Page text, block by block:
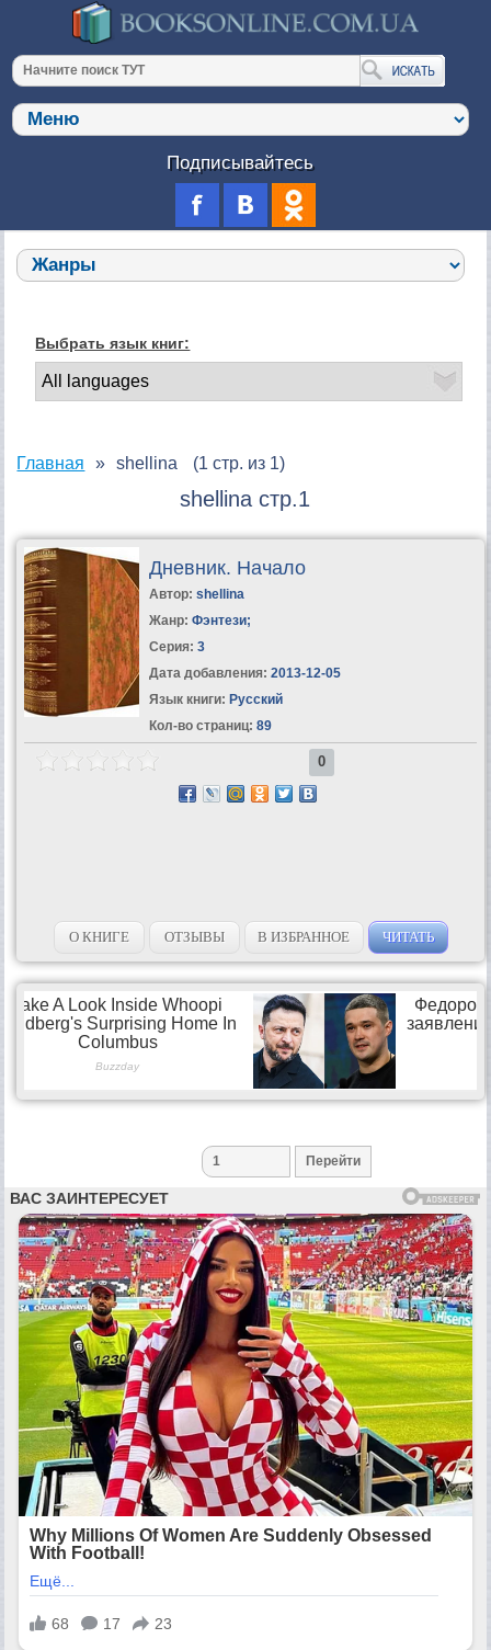
Подписывайтесь
Выбрать язык книг:
Главная shellina (1 стр. из 1)
shellina стр.1
Дневник. Начало
Автор: shellina
Жанр: Фэнтези;
Серия: 3
Дата добавления: 2013-12-05
Язык книги: Русский
Кол-во страниц: 89
0
О КНИГЕ ОТЗЫВЫ В ИЗБРАННОЕ ЧИТАТЬ